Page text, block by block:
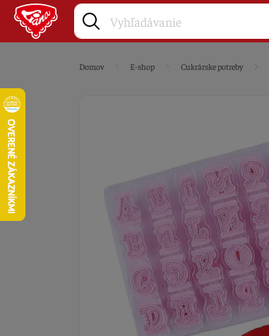
Domov E-shop Cukrárske potreby